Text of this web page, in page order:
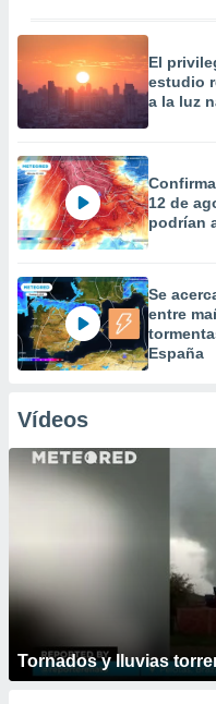
El
estudio
a la luz
12 de
podrían
Se
entre
España
Vídeos
Tornados y lluvias